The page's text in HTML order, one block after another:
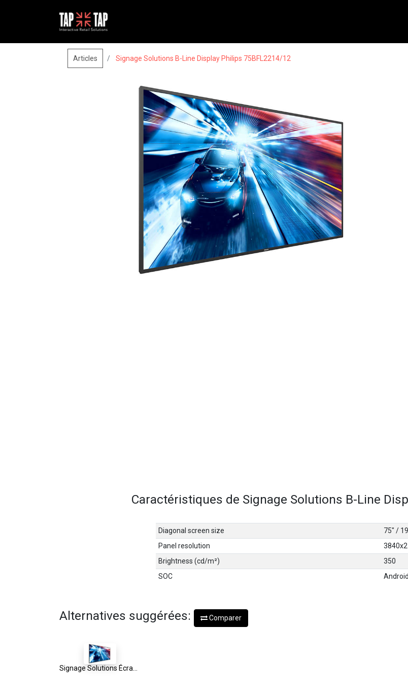
Articles Signage Solutions B-Line Display Philips 75BFL2214/12
Caractéristiques de Signage Solutions B-Line
Diagonal screen size
75" /
Panel resolution
Brightness (cd/m²)
350
SOC
Alternatives suggérées: Comparer
Signage Solutions Écran D-Line Philips 65BDL4150D/00